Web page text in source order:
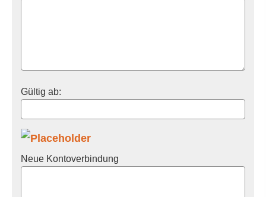
Gültig ab:
Neue Kontoverbindung